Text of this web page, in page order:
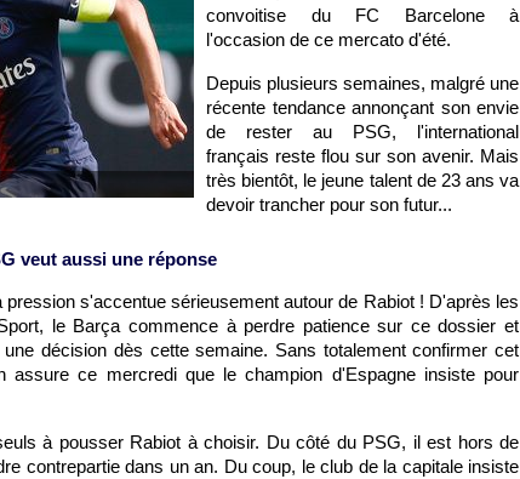
convoitise du FC Barcelone à
l'occasion de ce mercato d'été.
Depuis plusieurs semaines, malgré une
récente tendance annonçant son envie
de rester au PSG, l'international
français reste flou sur son avenir. Mais
très bientôt, le jeune talent de 23 ans va
devoir trancher pour son futur...
veut aussi une réponse
pression s'accentue sérieusement autour de Rabiot ! D'après les
le Barça commence à perdre patience sur ce dossier et
décision dès cette semaine. Sans totalement confirmer cet
assure ce mercredi que le champion d'Espagne insiste pour
à pousser Rabiot à choisir. Du côté du PSG, il est hors de
contrepartie dans un an. Du coup, le club de la capitale insiste